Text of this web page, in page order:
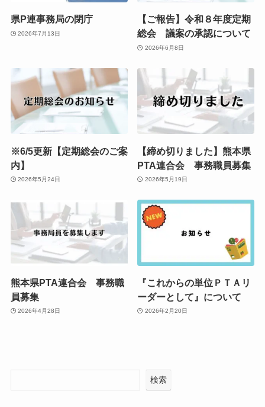
県P連事務局の閉庁
2026年7月13日
【ご報告】令和８年度定期
総会 議案の承認について
2026年6月8日
※6/5更新【定期総会のご案
内】
2026年5月24日
【締め切りました】熊本県
PTA連合会 事務職員募集
2026年5月19日
熊本県PTA連合会 事務職
員募集
2026年4月28日
『これからの単位ＰＴＡリ
ーダーとして』について
2026年2月20日
検索